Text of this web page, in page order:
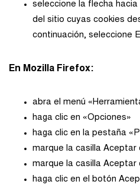
seleccione la flecha
del sitio cuyas cookies
continuación, seleccione
En Mozilla Firefox:
abra el menú
haga clic en «Opciones»
haga clic en la pestaña
marque la casilla Aceptar
marque la casilla Aceptar
haga clic en el botón